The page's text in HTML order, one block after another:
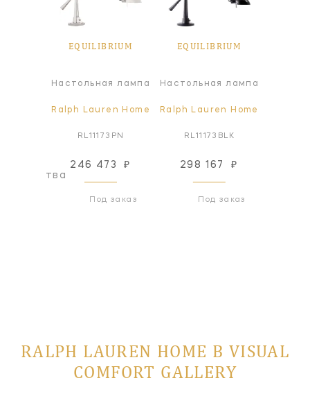
EQUILIBRIUM
Настольная лампа
Ralph Lauren Home
RL11173PN
246 473 ₽
Под заказ
EQUILIBRIUM
Настольная лампа
Ralph Lauren Home
RL11173BLK
298 167 ₽
Под заказ
RALPH LAUREN HOME В VISUAL
COMFORT GALLERY